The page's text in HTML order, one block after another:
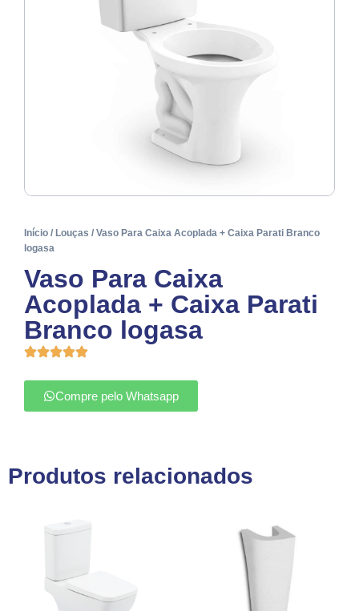
Início / Louças / Vaso Para Caixa Acoplada + Caixa Parati Branco
logasa
Vaso Para Caixa
Acoplada + Caixa Parati
Branco logasa
Compre pelo Whatsapp
Produtos relacionados